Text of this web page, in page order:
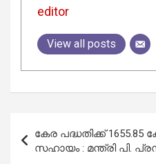
editor
View all posts
navigation
കേര പദ്ധതിക്ക്
സഹായം : മന്ത്രി പി.